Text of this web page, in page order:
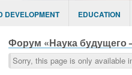
DEVELOPMENT EDUCATION
Форум «Наука будущего
Sorry, this page is only available